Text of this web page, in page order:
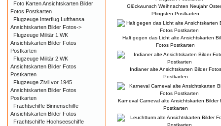
Glückwunsch Weihnachten Neujahr
Pfingsten Postkarten
Halt gegen das Licht alte Ansichtskarten
Fotos Postkarten
Indianer alte Ansichtskarten Bilder Fotos
Postkarten
Karneval Carneval alte Ansichtskarten Bilder
Postkarten
Foto Karten Ansichtskarten Bilder
Fotos Postkarten
Flugzeuge Interflug Lufthansa
Ansichtskarten Bilder Fotos->
Flugzeuge Militär 1.WK
Ansichtskarten Bilder Fotos
Postkarten
Flugzeuge Militär 2.WK
Ansichtskarten Bilder Fotos
Postkarten
Flugzeuge Zivil vor 1945
Ansichtskarten Bilder Fotos
Postkarten
Frachtschiffe Binnenschiffe
Ansichtskarten Bilder Fotos
Frachtschiffe Hochseeschiffe